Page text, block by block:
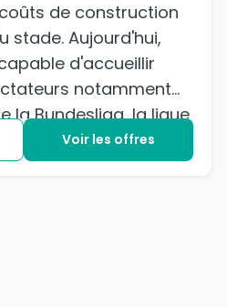
de construction
stade. Aujourd'hui,
d'accueillir
notamment
la Bundesliga, la ligue
Voir les offres